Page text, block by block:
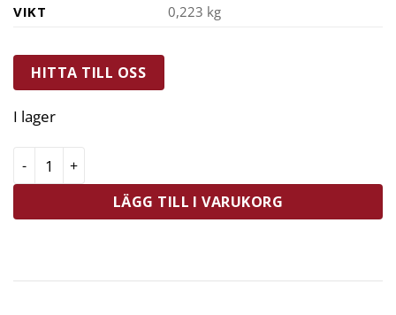
VIKT 0,223 kg
HITTA TILL OSS
I lager
LÄGG TILL I VARUKORG